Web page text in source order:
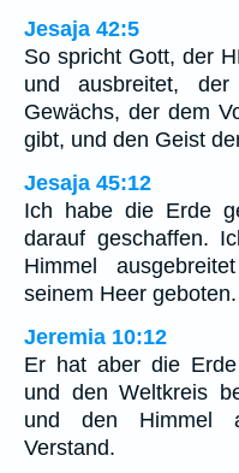
Jesaja 42:5
So spricht Gott, der
und ausbreitet,
Gewächs, der dem
gibt, und den Geist
Jesaja 45:12
Ich habe die Erde
darauf geschaffen.
Himmel
seinem Heer geboten.
Jeremia 10:12
Er hat aber die
und den Weltkreis
und den Himmel
Verstand.